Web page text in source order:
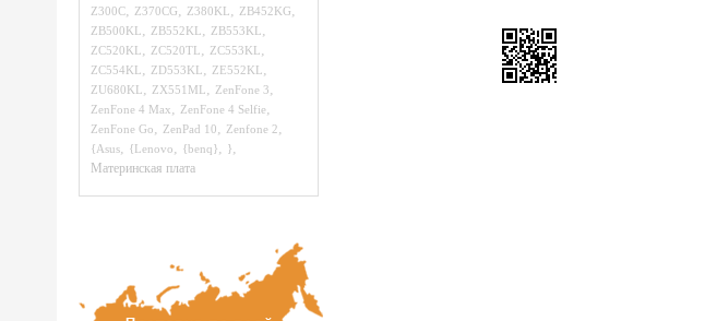
Z300C, Z370CG, Z380KL, ZB452KG,
ZB500KL, ZB552KL, ZB553KL,
ZC520KL, ZC520TL, ZC553KL,
ZC554KL, ZD553KL, ZE552KL,
ZU680KL, ZX551ML, ZenFone 3,
ZenFone 4 Max, ZenFone 4 Selfie,
ZenFone Go, ZenPad 10, Zenfone 2,
{Asus, {Lenovo, {benq}, },
Материнская плата